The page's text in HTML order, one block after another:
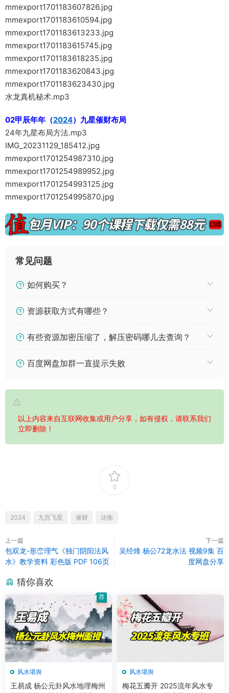
mmexport1701183607826.jpg
mmexport1701183610594.jpg
mmexport1701183613233.jpg
mmexport1701183615745.jpg
mmexport1701183618235.jpg
mmexport1701183620843.jpg
mmexport1701183623430.jpg
水龙真机秘术.mp3
02甲辰年年（2024）九星催财布局
24年九星布局方法.mp3
IMG_20231129_185412.jpg
mmexport1701254987310.jpg
mmexport1701254989952.jpg
mmexport1701254993125.jpg
mmexport1701254995870.jpg
常见问题
如何购买？
资源获取方式有哪些？
有些资源加密压缩了，解压密码哪儿去查询？
百度网盘加群一直提示失败
以上内容来自互联网收集或用户分享，如有侵权，请联系我们
立即删除！
0
2024 九宫飞星 催财 法衡
上一篇
包双龙-形峦理气《独门阴阳法风
水》教学资料 彩色版 PDF 106页
下一篇
吴经烽 杨公72龙水法 视频9集 百
度网盘分享
猜你喜欢
风水堪舆
王易成 杨公元卦风水地理梅州
荐
风水堪舆
梅花五瓣开 2025流年风水专